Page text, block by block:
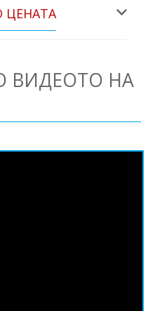
ЦЕНАТА
ВИДЕОТО НА